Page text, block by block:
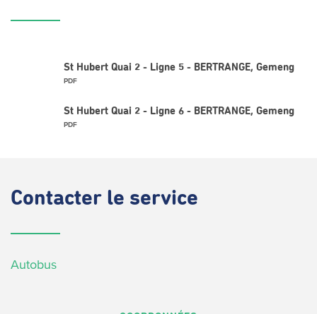
St Hubert Quai 2 - Ligne 5 - BERTRANGE, Gemeng
PDF
St Hubert Quai 2 - Ligne 6 - BERTRANGE, Gemeng
PDF
Contacter le service
Autobus